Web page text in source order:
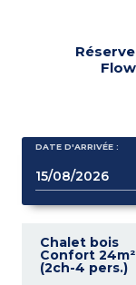
DATE D'ARRIVÉE :
Chalet bois
Confort 24m²
(2ch-4 pers.)